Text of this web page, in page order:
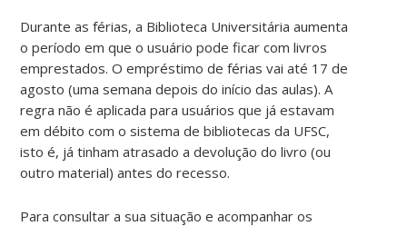
Durante as férias, a Biblioteca Universitária aumenta
o período em que o usuário pode ficar com livros
emprestados. O empréstimo de férias vai até 17 de
agosto (uma semana depois do início das aulas). A
regra não é aplicada para usuários que já estavam
em débito com o sistema de bibliotecas da UFSC,
isto é, já tinham atrasado a devolução do livro (ou
outro material) antes do recesso.
Para consultar a sua situação e acompanhar os